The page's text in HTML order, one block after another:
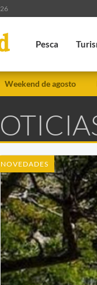
Pesca
Weekend de agosto
NOVEDADES